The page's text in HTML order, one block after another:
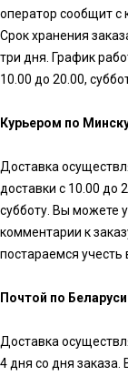
оператор сообщит с
Срок хранения
три дня. График
10.00 до 20.00,
Курьером по
Доставка
доставки с 10.00 до
субботу. Вы можете
комментарии к
постараемся
Почтой по
Доставка
4 дня со дня